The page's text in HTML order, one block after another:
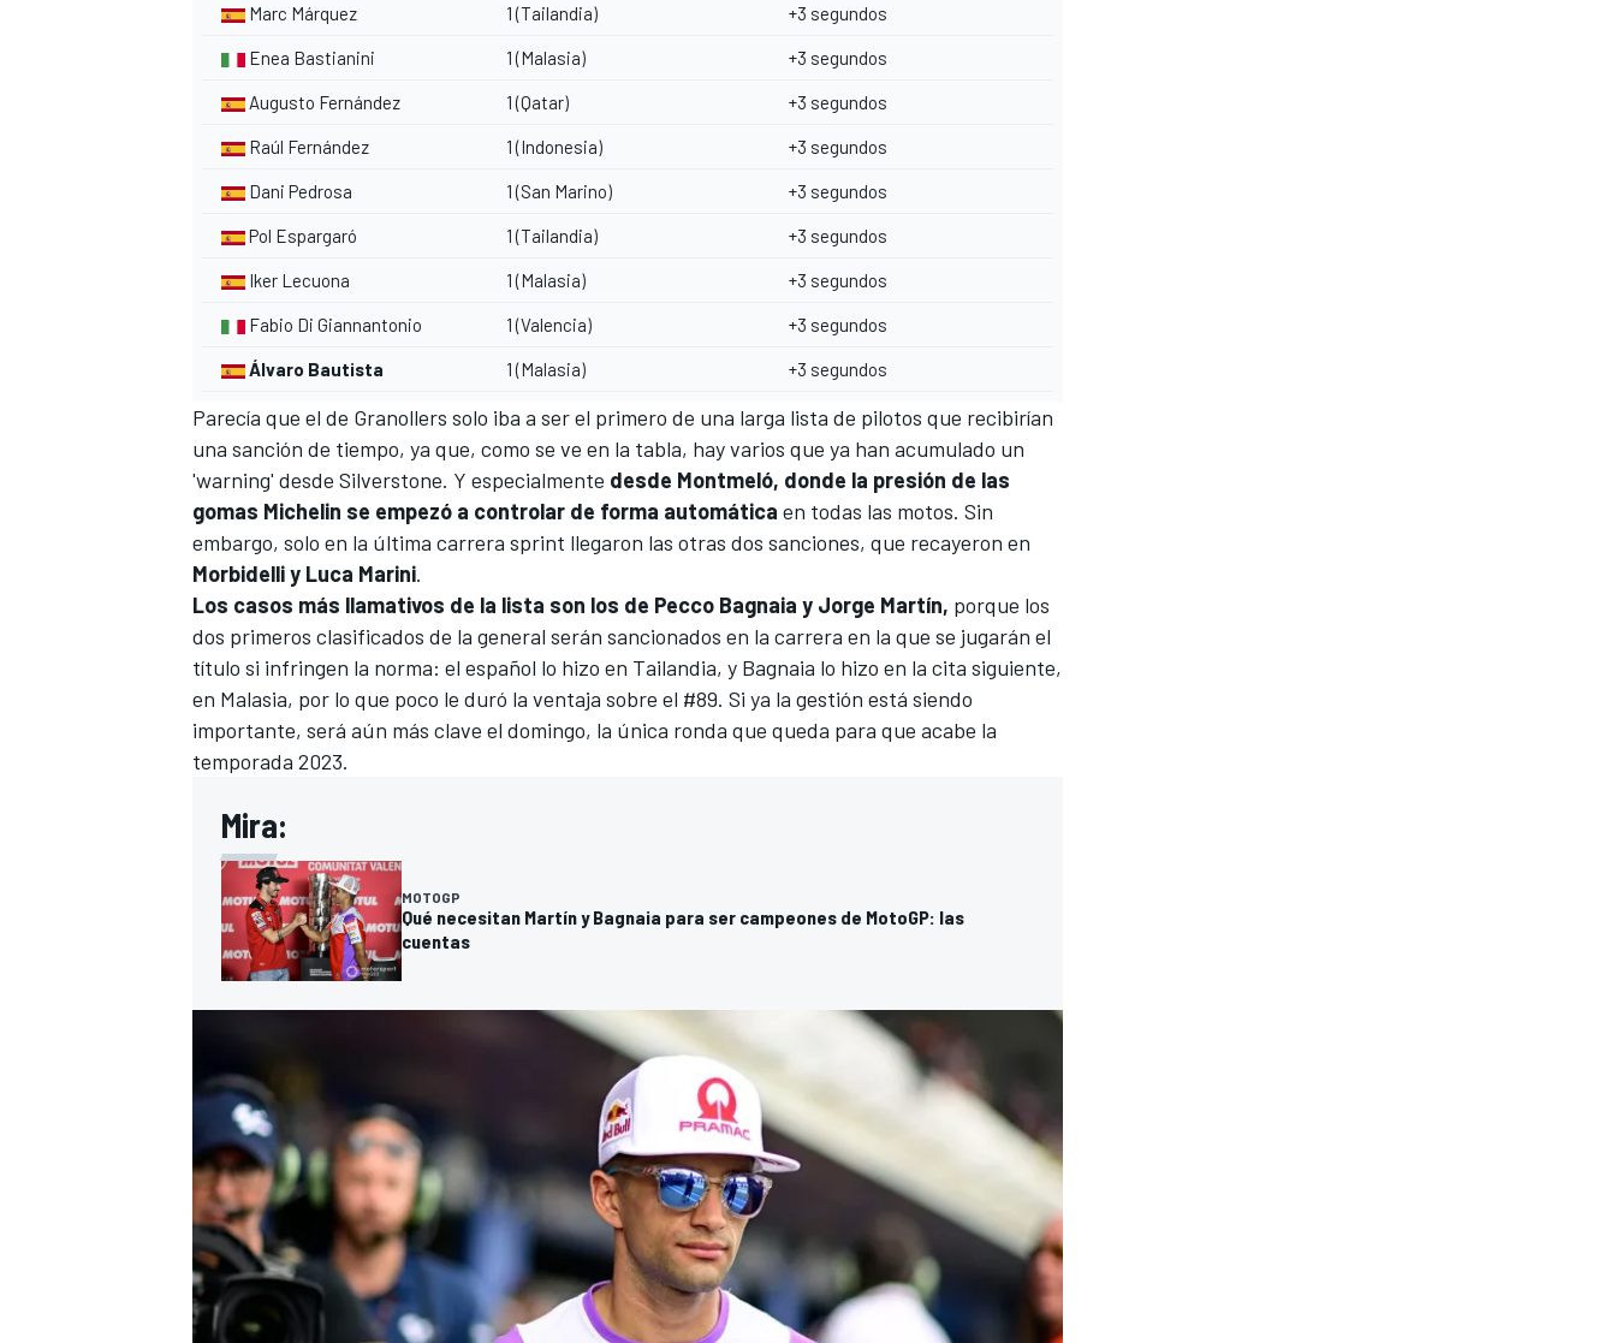
Marc Márquez 1 (Tailandia) +3 segundos
Enea Bastianini 1 (Malasia) +3 segundos
Augusto Fernández 1 (Qatar) +3 segundos
Raúl Fernández 1 (Indonesia) +3 segundos
Dani Pedrosa 1 (San Marino) +3 segundos
Pol Espargaró 1 (Tailandia) +3 segundos
Iker Lecuona 1 (Malasia) +3 segundos
Fabio Di Giannantonio 1 (Valencia) +3 segundos
Álvaro Bautista 1 (Malasia) +3 segundos
Parecía que el de Granollers solo iba a ser el primero de una larga lista de pilotos que recibirían
una sanción de tiempo, ya que, como se ve en la tabla, hay varios que ya han acumulado un
'warning' desde Silverstone. Y especialmente desde Montmeló, donde la presión de las
gomas Michelin se empezó a controlar de forma automática en todas las motos. Sin
embargo, solo en la última carrera sprint llegaron las otras dos sanciones, que recayeron en
Morbidelli y Luca Marini.
Los casos más llamativos de la lista son los de Pecco Bagnaia y Jorge Martín, porque los
dos primeros clasificados de la general serán sancionados en la carrera en la que se jugarán el
título si infringen la norma: el español lo hizo en Tailandia, y Bagnaia lo hizo en la cita siguiente,
en Malasia, por lo que poco le duró la ventaja sobre el #89. Si ya la gestión está siendo
importante, será aún más clave el domingo, la única ronda que queda para que acabe la
temporada 2023.
Mira:
MOTOGP
Qué necesitan Martín y Bagnaia para ser campeones de MotoGP: las
cuentas